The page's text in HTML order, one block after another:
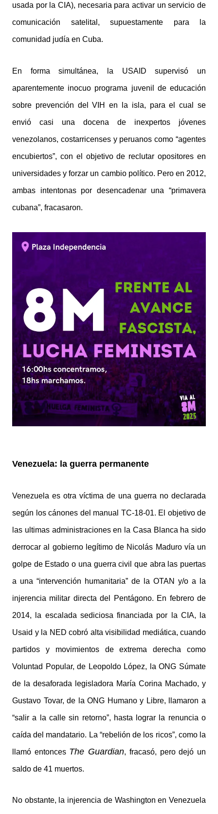
usada por la CIA), necesaria para activar un servicio de
comunicación satelital, supuestamente para la
comunidad judía en Cuba.
En forma simultánea, la USAID supervisó un
aparentemente inocuo programa juvenil de educación
sobre prevención del VIH en la isla, para el cual se
envió casi una docena de inexpertos jóvenes
venezolanos, costarricenses y peruanos como “agentes
encubiertos”, con el objetivo de reclutar opositores en
universidades y forzar un cambio político. Pero en 2012,
ambas intentonas por desencadenar una “primavera
cubana”, fracasaron.
Venezuela: la guerra permanente
Venezuela es otra víctima de una guerra no declarada
según los cánones del manual TC-18-01. El objetivo de
las ultimas administraciones en la Casa Blanca ha sido
derrocar al gobierno legítimo de Nicolás Maduro vía un
golpe de Estado o una guerra civil que abra las puertas
a una “intervención humanitaria” de la OTAN y/o a la
injerencia militar directa del Pentágono. En febrero de
2014, la escalada sediciosa financiada por la CIA, la
Usaid y la NED cobró alta visibilidad mediática, cuando
partidos y movimientos de extrema derecha como
Voluntad Popular, de Leopoldo López, la ONG Súmate
de la desaforada legisladora María Corina Machado, y
Gustavo Tovar, de la ONG Humano y Libre, llamaron a
“salir a la calle sin retorno”, hasta lograr la renuncia o
caída del mandatario. La “rebelión de los ricos”, como la
llamó entonces The Guardian, fracasó, pero dejó un
saldo de 41 muertos.
No obstante, la injerencia de Washington en Venezuela